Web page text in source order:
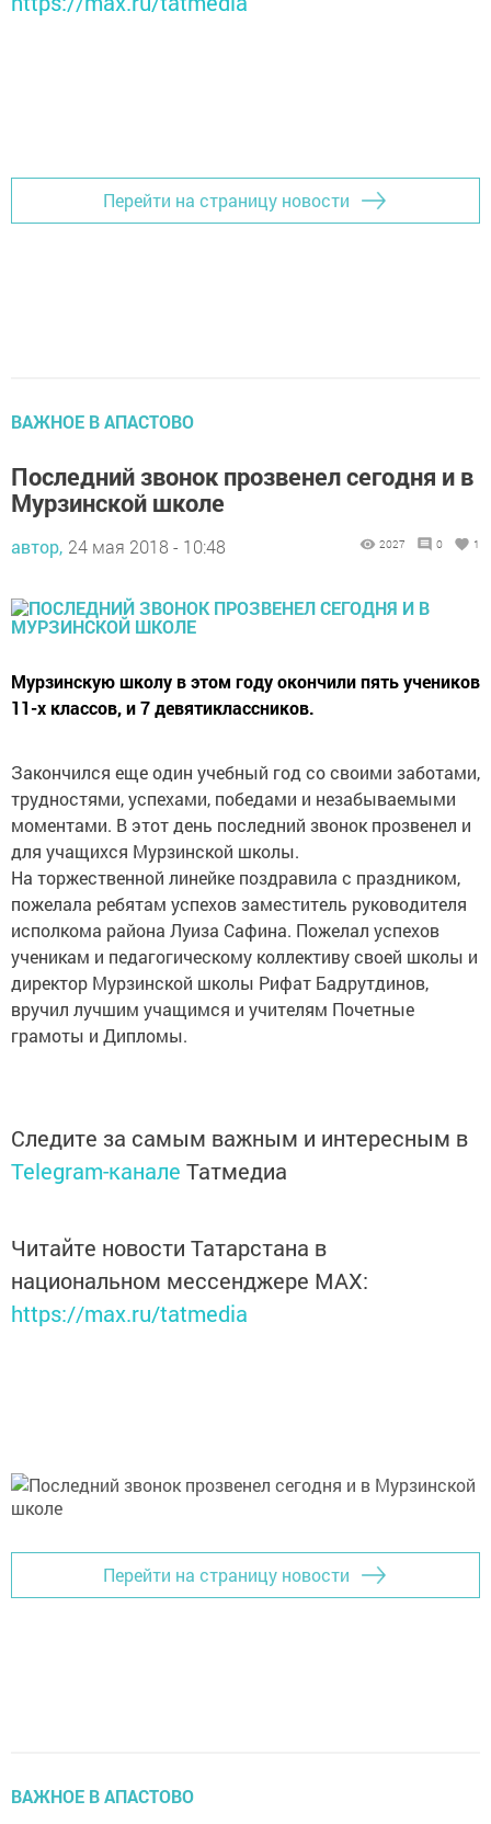
Перейти на страницу новости
ВАЖНОЕ В АПАСТОВО
Последний звонок прозвенел сегодня и в
Мурзинской школе
автор, 24 мая 2018 - 10:48 2027 0 1
Мурзинскую школу в этом году окончили пять учеников
11-х классов, и 7 девятиклассников.
Закончился еще один учебный год со своими заботами,
трудностями, успехами, победами и незабываемыми
моментами. В этот день последний звонок прозвенел и
для учащихся Мурзинской школы.
На торжественной линейке поздравила с праздником,
пожелала ребятам успехов заместитель руководителя
исполкома района Луиза Сафина. Пожелал успехов
ученикам и педагогическому коллективу своей школы и
директор Мурзинской школы Рифат Бадрутдинов,
вручил лучшим учащимся и учителям Почетные
грамоты и Дипломы.
Следите за самым важным и интересным в
Telegram-канале Татмедиа
Читайте новости Татарстана в
национальном мессенджере MАХ:
https://max.ru/tatmedia
Перейти на страницу новости
ВАЖНОЕ В АПАСТОВО